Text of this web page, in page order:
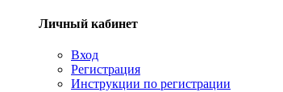
Личный кабинет
Вход
Регистрация
Инструкции по регистрации